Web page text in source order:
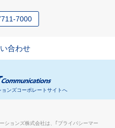
7000
合わせ
ンズコーポレートサイトへ
ションズ株式会社は、｢プライバシーマー